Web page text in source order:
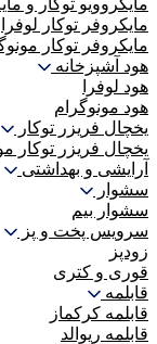
مایکروویو توکار و
مایکروفر توکار لوفرا
مایکروفر توکار
هود آشپزخانه
هود لوفرا
هود مونوگرام
یخچال فریزر توکار
یخچال فریزر توکار
آرایشی و بهداشتی
سشوار
سشوار بیم
سرویس پخت و پز
زودپز
قوری و کتری
قابلمه
قابلمه کرکماز
قابلمه ریوالد